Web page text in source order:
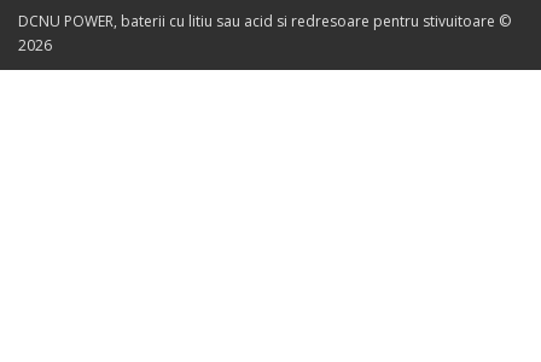
DCNU POWER, baterii cu litiu sau acid si redresoare pentru stivuitoare ©
2026